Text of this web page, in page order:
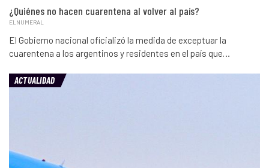
¿Quiénes no hacen cuarentena al volver al país?
ELNUMERAL
El Gobierno nacional oficializó la medida de exceptuar la
cuarentena a los argentinos y residentes en el país que…
ACTUALIDAD